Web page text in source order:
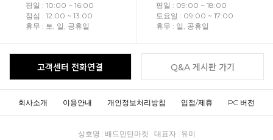
평일 : 10:00 ~ 16:00
점심 : 12:00 ~ 13:00
휴무 : 토, 일, 공휴일
평일 : 09:00 ~ 18:00
토요일 : 09:00 ~ 17:00
휴무 : 일, 공휴일
고객센터 전화연결 Q&A 게시판 가기
회사소개 이용안내 개인정보처리방침 입점/제휴 PC 버전
상호명 : 배드민턴마켓 대표자 : 유미